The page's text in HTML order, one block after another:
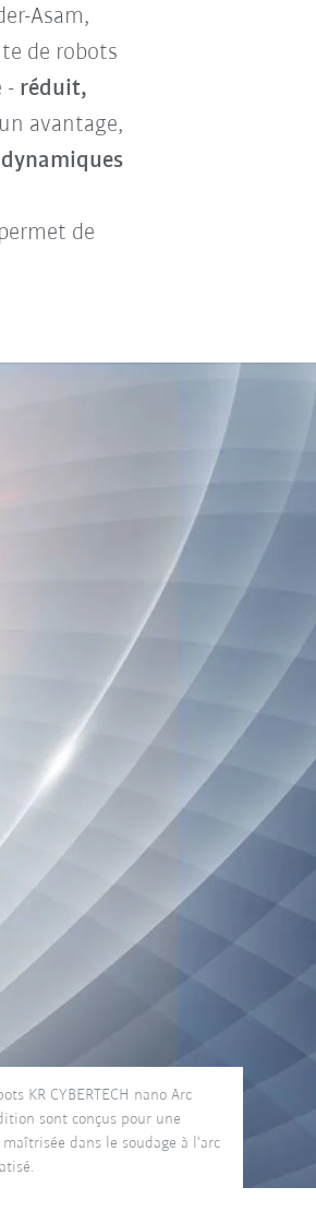
Asam,
de robots
- réduit,
avantage,
de
KR CYBERTECH nano Arc
sont conçus pour une
maîtrisée dans le soudage à l'arc